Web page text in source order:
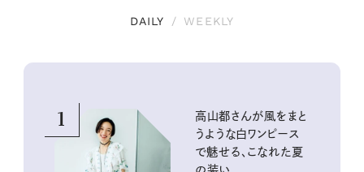
DAILY / WEEKLY
1
高山都さんが風をまと
うような白ワンピース
で魅せる、こなれた夏
の装い